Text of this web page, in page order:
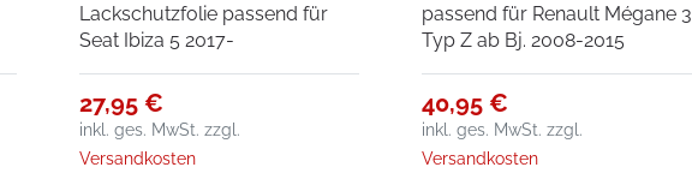
Lackschutzfolie passend für
Seat Ibiza 5 2017-
27,95 €
inkl. ges. MwSt. zzgl.
Versandkosten
passend für Renault Mégane 3
Typ Z ab Bj. 2008-2015
40,95 €
inkl. ges. MwSt. zzgl.
Versandkosten